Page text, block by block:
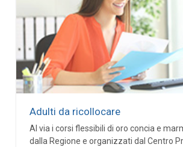
Adulti da ricollocare
Al via i corsi flessibili di oro concia e
dalla Regione e organizzati dal Centro